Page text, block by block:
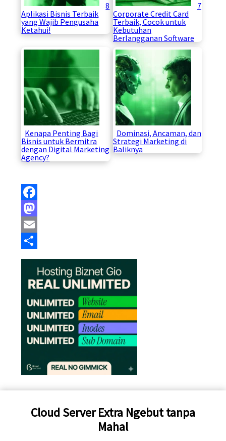
8
Aplikasi Bisnis Terbaik
yang Wajib Pengusaha
Ketahui!
7
Corporate Credit Card
Terbaik, Cocok untuk
Kebutuhan
Berlangganan Software
Kenapa Penting Bagi
Bisnis untuk Bermitra
dengan Digital Marketing
Agency?
Dominasi, Ancaman, dan
Strategi Marketing di
Baliknya
Facebook
Mastodon
Email
Share
Cloud Server Extra Ngebut tanpa
Mahal